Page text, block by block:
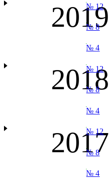
2019
№ 12
№ 8
№ 4
2018
№ 12
№ 8
№ 4
2017
№ 12
№ 8
№ 4